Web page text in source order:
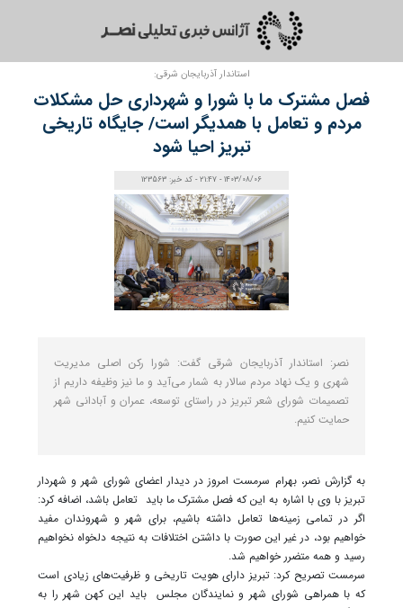
استاندار آذربایجان شرقی:
فصل مشترک ما با شورا و شهرداری حل مشکلات
مردم و تعامل با همدیگر است/ جایگاه تاریخی
تبریز احیا شود
1403/08/06 - 21:47 - کد خبر: 123563
نصر: استاندار آذربایجان شرقی گفت: شورا رکن اصلی مدیریت
شهری و یک نهاد مردم سالار به شمار می‌آید و ما نیز وظیفه داریم از
تصمیمات شورای شعر تبریز در راستای توسعه، عمران و آبادانی شهر
حمایت کنیم.
به گزارش نصر، بهرام سرمست امروز در دیدار اعضای شورای شهر و شهردار
تبریز با وی با اشاره به این که فصل مشترک ما باید تعامل باشد، اضافه کرد:
اگر در تمامی زمینه‌ها تعامل داشته باشیم، برای شهر و شهروندان مفید
خواهیم بود، در غیر این صورت با داشتن اختلافات به نتیجه دلخواه نخواهیم
رسید و همه متضرر خواهیم شد.
سرمست تصریح کرد: تبریز دارای هویت تاریخی و ظرفیت‌های زیادی است
که با همراهی شورای شهر و نمایندگان مجلس باید این کهن شهر را به